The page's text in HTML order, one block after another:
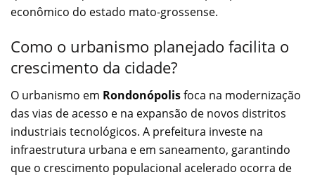
econômico do estado mato-grossense.
Como o urbanismo planejado facilita o
crescimento da cidade?
O urbanismo em Rondonópolisfoca na modernização
das vias de acesso e na expansão de novos distritos
industriais tecnológicos. A prefeitura investe na
infraestrutura urbana e em saneamento, garantindo
que o crescimento populacional acelerado ocorra de